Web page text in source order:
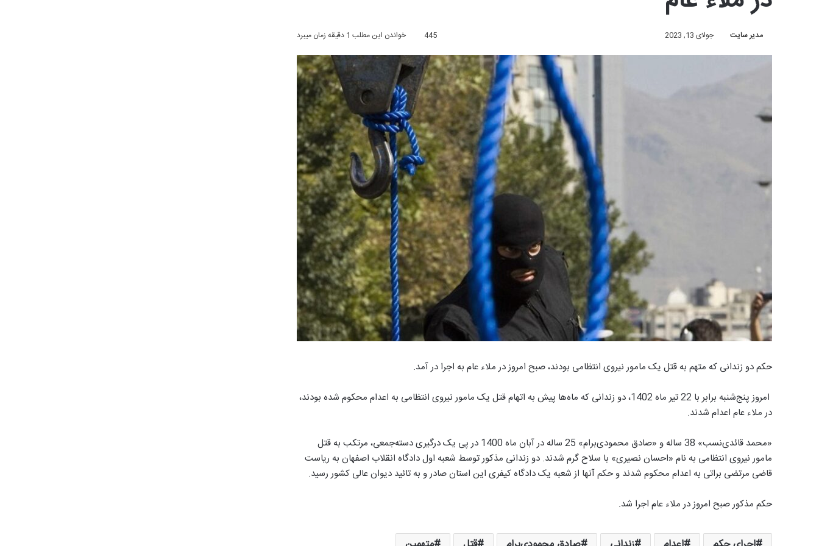
مدیر سایت جولای 13, 2023 445 خواندن این مطلب 1 دقیقه زمان میبرد
حکم دو زندانی که متهم به قتل یک مامور نیروی انتظامی بودند، صبح امروز در ملاء عام به اجرا در آمد.
امروز پنج‌شنبه برابر با 22 تیر ماه 1402، دو زندانی که ماه‌ها پیش به اتهام قتل یک مامور نیروی انتظامی به اعدام محکوم شده بودند،
در ملاء عام اعدام شدند.
«محمد قائدی‌نسب» 38 ساله و «صادق محمودی‌برام» 25 ساله در آبان ماه 1400 در پی یک درگیری دسته‌جمعی، مرتکب به قتل
مامور نیروی انتظامی به نام «احسان نصیری» با سلاح گرم شدند. دو زندانی مذکور توسط شعبه اول دادگاه انقلاب اصفهان به ریاست
قاضی مرتضی براتی به اعدام محکوم شدند و حکم آنها از شعبه یک دادگاه کیفری این استان صادر و به تائید دیوان عالی کشور رسید.
حکم مذکور صبح امروز در ملاء عام اجرا شد.